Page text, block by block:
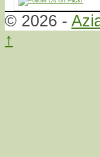
© 2026 -
↑